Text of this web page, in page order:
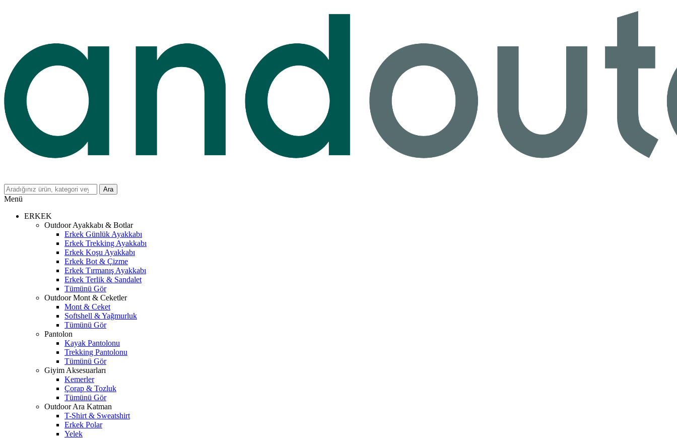
Ara
Menü
ERKEK
Outdoor Ayakkabı & Botlar
Erkek Günlük Ayakkabı
Erkek Trekking Ayakkabı
Erkek Koşu Ayakkabı
Erkek Bot & Çizme
Erkek Tırmanış Ayakkabı
Erkek Terlik & Sandalet
Tümünü Gör
Outdoor Mont & Ceketler
Mont & Ceket
Softshell & Yağmurluk
Tümünü Gör
Pantolon
Kayak Pantolonu
Trekking Pantolonu
Tümünü Gör
Giyim Aksesuarları
Kemerler
Çorap & Tozluk
Tümünü Gör
Outdoor Ara Katman
T-Shirt & Sweatshirt
Erkek Polar
Yelek